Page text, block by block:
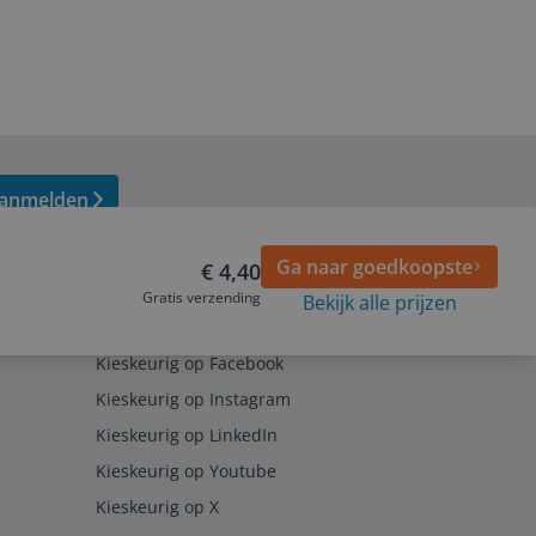
€ 4,40
Gratis verzending
Ga naar goedkoopste
Bekijk alle prijzen
Kieskeurig op Facebook
Kieskeurig op Instagram
Kieskeurig op LinkedIn
Kieskeurig op Youtube
Kieskeurig op X